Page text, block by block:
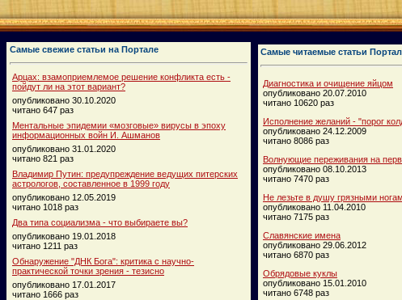
Самые свежие статьи на Портале
Арцах: взамоприемлемое решение конфликта есть -
пойдут ли на этот вариант?
опубликовано 30.10.2020
читано 647 раз
Ментальные эпидемии «мозговые» вирусы в эпоху
информационных войн И. Ашманов
опубликовано 31.01.2020
читано 821 раз
Владимир Путин: предупреждение ведущих питерских
астрологов, составленное в 1999 году
опубликовано 12.05.2019
читано 1018 раз
Два типа социализма - что выбираете вы?
опубликовано 19.01.2018
читано 1211 раз
Обнаружение "ДНК Бога": критика с научно-
практической точки зрения - тезисно
опубликовано 17.01.2017
читано 1666 раз
Самые читаемые статьи
Диагностика и очищение яйцом
опубликовано 20.07.2010
читано 10620 раз
Исполнение желаний - "порог
опубликовано 24.12.2009
читано 8086 раз
Волнующие переживания на
опубликовано 08.10.2013
читано 7470 раз
Не лезьте в душу грязными
опубликовано 11.04.2010
читано 7175 раз
Славянские имена
опубликовано 29.06.2012
читано 6870 раз
Обрядовые куклы
опубликовано 15.01.2010
читано 6748 раз